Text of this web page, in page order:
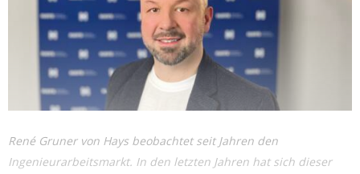
René Gruner von Hays beobachtet seit Jahren den
Ingenieurarbeitsmarkt. In den letzten Jahren hat sich dieser